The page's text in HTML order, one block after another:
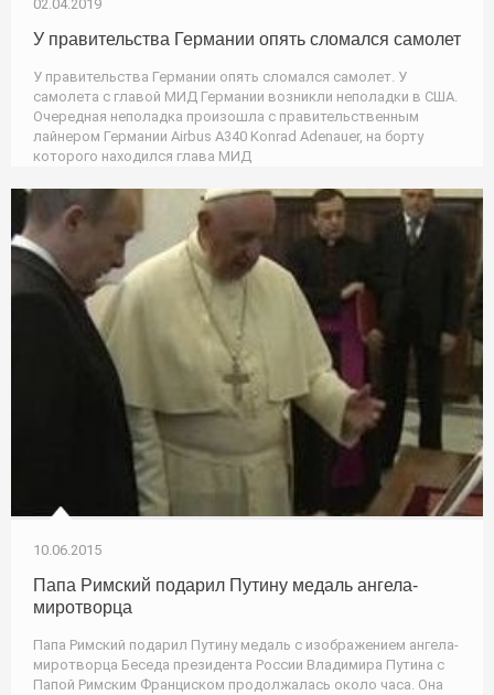
02.04.2019
У правительства Германии опять сломался самолет
У правительства Германии опять сломался самолет. У
самолета с главой МИД Германии возникли неполадки в США.
Очередная неполадка произошла с правительственным
лайнером Германии Airbus А340 Konrad Adenauer, на борту
которого находился глава МИД
10.06.2015
Папа Римский подарил Путину медаль ангела-
миротворца
Папа Римский подарил Путину медаль с изображением ангела-
миротворца Беседа президента России Владимира Путина с
Папой Римским Франциском продолжалась около часа. Она